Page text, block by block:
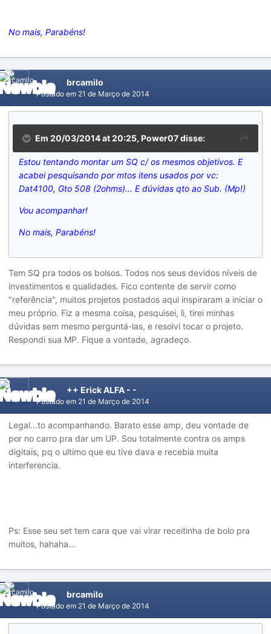
No mais, Parabéns!
brcamilo
Postado em 21 de Março de 2014
Em 20/03/2014 at 20:25, Power07 disse:
Estou tentando montar um SQ c/ os mesmos objetivos. E
acabei pesquisando por mtos itens usados por vc:
Dat4100, Gto 508 (2ohms)... E dúvidas qto ao Sub. (Mp!)
Vou acompanhar!
No mais, Parabéns!
Tem SQ pra todos os bolsos. Todos nos seus devidos níveis de
investimentos e qualidades. Fico contente de servir como
"referência", muitos projetos postados aqui inspiraram a iniciar o
meu próprio. Fiz a mesma coisa, pesquisei, li, tirei minhas
dúvidas sem mesmo perguntá-las, e resolvi tocar o projeto.
Respondi sua MP. Fique a vontade, agradeço.
++ Erick ALFA - -
Postado em 21 de Março de 2014
Legal...to acompanhando. Barato esse amp, deu vontade de
por no carro pra dar um UP. Sou totalmente contra os amps
digitais, pq o ultimo que eu tive dava e recebia muita
interferencia.
Ps: Esse seu set tem cara que vai virar receitinha de bolo pra
muitos, hahaha...
brcamilo
Postado em 21 de Março de 2014